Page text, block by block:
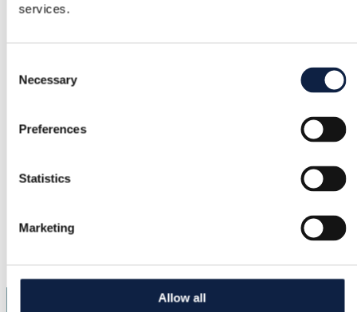
services.
Selection
Necessary
Preferences
Statistics
Marketing
Allow all
Kaubamärk
Seisund
Värvus
Lisatud